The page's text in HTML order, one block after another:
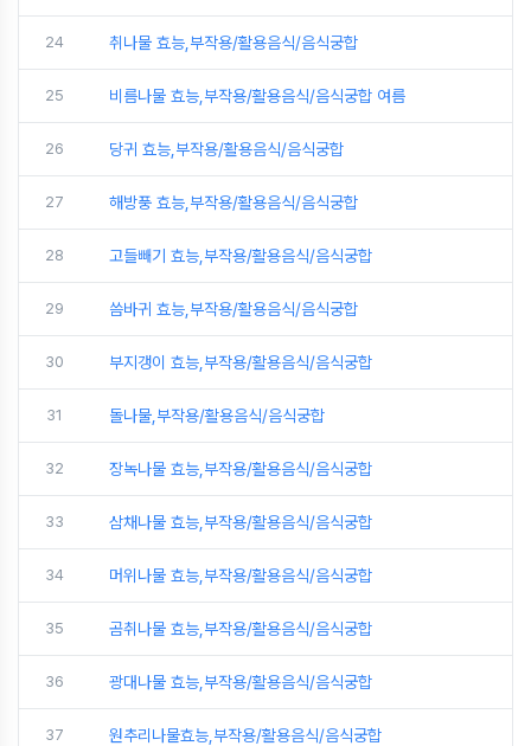
24 취나물 효능,부작용/활용음식/음식궁합
25 비름나물 효능,부작용/활용음식/음식궁합 여름
26 당귀 효능,부작용/활용음식/음식궁합
27 해방풍 효능,부작용/활용음식/음식궁합
28 고들빼기 효능,부작용/활용음식/음식궁합
29 씀바귀 효능,부작용/활용음식/음식궁합
30 부지갱이 효능,부작용/활용음식/음식궁합
31 돌나물,부작용/활용음식/음식궁합
32 장녹나물 효능,부작용/활용음식/음식궁합
33 삼채나물 효능,부작용/활용음식/음식궁합
34 머위나물 효능,부작용/활용음식/음식궁합
35 곰취나물 효능,부작용/활용음식/음식궁합
36 광대나물 효능,부작용/활용음식/음식궁합
37 원추리나물효능,부작용/활용음식/음식궁합